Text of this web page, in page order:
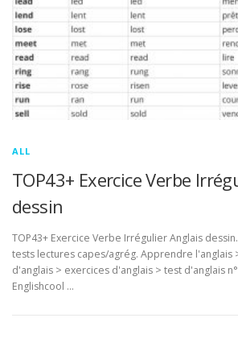
ALL
TOP43+ Exercice Verbe
dessin
TOP43+ Exercice Verbe Irrégulier Anglais
tests lectures capes/agrég. Apprendre l'anglais
d'anglais > exercices d'anglais > test d'anglais
Englishcool …